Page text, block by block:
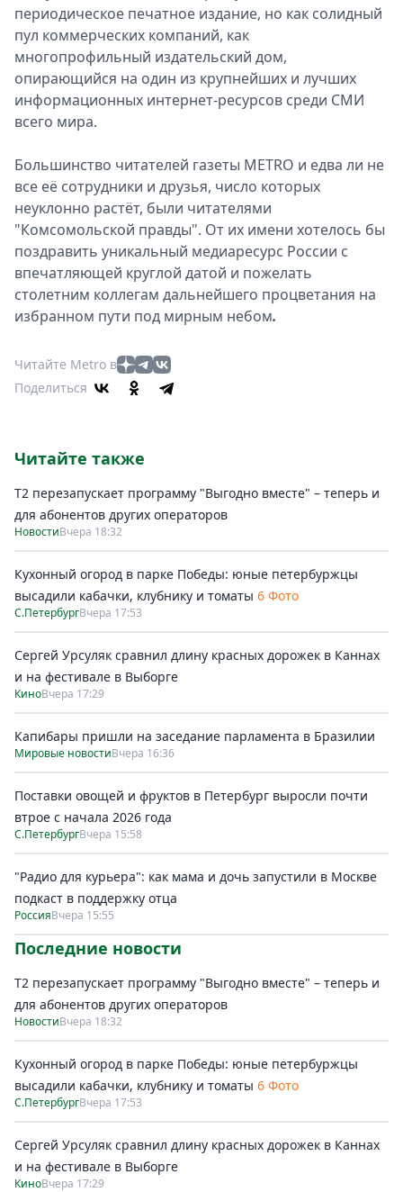
периодическое печатное издание, но как солидный
пул коммерческих компаний, как
многопрофильный издательский дом,
опирающийся на один из крупнейших и лучших
информационных интернет-ресурсов среди СМИ
всего мира.
Большинство читателей газеты METRO и едва ли не
все её сотрудники и друзья, число которых
неуклонно растёт, были читателями
"Комсомольской правды". От их имени хотелось бы
поздравить уникальный медиаресурс России с
впечатляющей круглой датой и пожелать
столетним коллегам дальнейшего процветания на
избранном пути под мирным небом.
Читайте Metro в
Поделиться
Читайте также
Т2 перезапускает программу "Выгодно вместе" – теперь и
для абонентов других операторов
НовостиВчера 18:32
Кухонный огород в парке Победы: юные петербуржцы
высадили кабачки, клубнику и томаты 6 Фото
С.ПетербургВчера 17:53
Сергей Урсуляк сравнил длину красных дорожек в Каннах
и на фестивале в Выборге
КиноВчера 17:29
Капибары пришли на заседание парламента в Бразилии
Мировые новостиВчера 16:36
Поставки овощей и фруктов в Петербург выросли почти
втрое с начала 2026 года
С.ПетербургВчера 15:58
"Радио для курьера": как мама и дочь запустили в Москве
подкаст в поддержку отца
РоссияВчера 15:55
Последние новости
Т2 перезапускает программу "Выгодно вместе" – теперь и
для абонентов других операторов
НовостиВчера 18:32
Кухонный огород в парке Победы: юные петербуржцы
высадили кабачки, клубнику и томаты 6 Фото
С.ПетербургВчера 17:53
Сергей Урсуляк сравнил длину красных дорожек в Каннах
и на фестивале в Выборге
КиноВчера 17:29